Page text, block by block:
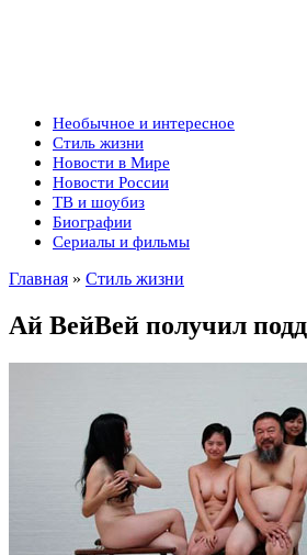
Необычное и интересное
Стиль жизни
Новости в Мире
Новости России
ТВ и шоубиз
Биографии
Сериалы и фильмы
Главная » Стиль жизни
Ай ВейВей получил